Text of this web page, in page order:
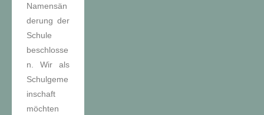
Namensän
derung der
Schule
beschlosse
n. Wir als
Schulgeme
inschaft
möchten